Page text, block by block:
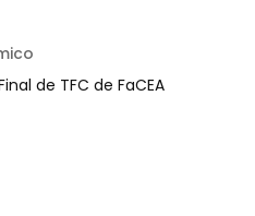
de TFC de FaCEA